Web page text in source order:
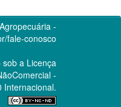
-
fale-conosco
a Licença
-
Internacional.